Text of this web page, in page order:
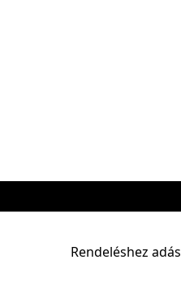
Rendeléshez adás